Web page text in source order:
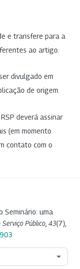
e transfere para a
ao artigo.
divulgado em
de origem.
deverá assinar
(em momento
contato com o
Seminário: uma
Serviço Público 43(7),